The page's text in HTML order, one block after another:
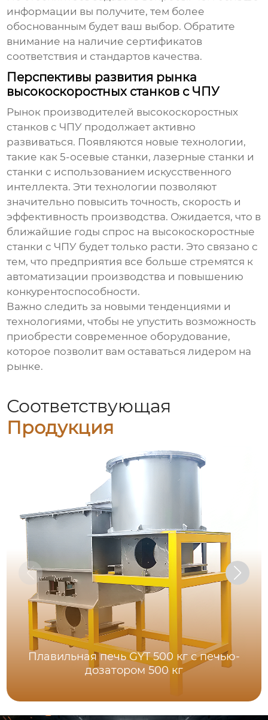
информации вы получите, тем более
обоснованным будет ваш выбор. Обратите
внимание на наличие сертификатов
соответствия и стандартов качества.
Перспективы развития рынка
высокоскоростных станков с ЧПУ
Рынок производителей высокоскоростных
станков с ЧПУ продолжает активно
развиваться. Появляются новые технологии,
такие как 5-осевые станки, лазерные станки и
станки с использованием искусственного
интеллекта. Эти технологии позволяют
значительно повысить точность, скорость и
эффективность производства. Ожидается, что в
ближайшие годы спрос на высокоскоростные
станки с ЧПУ будет только расти. Это связано с
тем, что предприятия все больше стремятся к
автоматизации производства и повышению
конкурентоспособности.
Важно следить за новыми тенденциями и
технологиями, чтобы не упустить возможность
приобрести современное оборудование,
которое позволит вам оставаться лидером на
рынке.
Соответствующая
Продукция
Плавильная печь GYT 500 кг с печью-
дозатором 500 кг